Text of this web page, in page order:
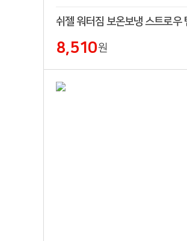
8,510원